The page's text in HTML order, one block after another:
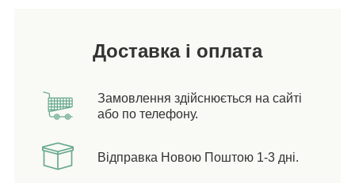
Доставка і оплата
Замовлення здійснюється на сайті
або по телефону.
Відправка Новою Поштою 1-3 дні.